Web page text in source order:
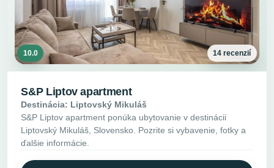
10.0 14 recenzií
S&P Liptov apartment
Destinácia: Liptovský Mikuláš
S&P Liptov apartment ponúka ubytovanie v destinácii
Liptovský Mikuláš, Slovensko. Pozrite si vybavenie, fotky a
ďalšie informácie.